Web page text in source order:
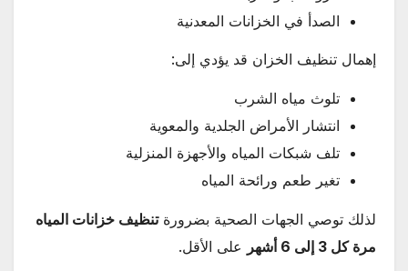
الصدأ في الخزانات المعدنية
إهمال تنظيف الخزان قد يؤدي إلى:
تلوث مياه الشرب
انتشار الأمراض الجلدية والمعوية
تلف شبكات المياه والأجهزة المنزلية
تغير طعم ورائحة المياه
لذلك توصي الجهات الصحية بضرورةتنظيف خزانات المياه
مرة كل 3 إلى 6 أشهر
على الأقل.